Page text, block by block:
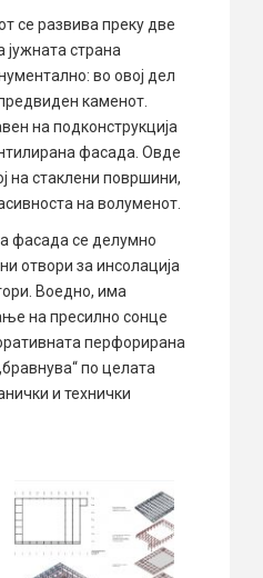
се развива преку две
јужната страна
во овој дел
каменот.
на подконструкција
фасада. Овде
на стаклени површини,
на волуменот.
фасада се делумно
отвори за инсолација
Воедно, има
на пресилно сонце
перфорирана
по целата
и технички